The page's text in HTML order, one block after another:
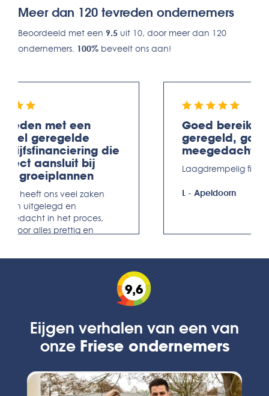
Meer dan 120 tevreden ondernemers
Beoordeeld met een 9.5 uit 10, door meer dan 120
ondernemers. 100% beveelt ons aan!
met een
geregelde
die
aansluit bij
groeiplannen
heeft ons veel zaken
uitgelegd en
in het proces,
alles prettig en
Leeuwarden
Goed
geregeld, goed
meegedacht
Laagdrempelig fijn
L - Apeldoorn
9,6
Eijgen verhalen van een van
onze Friese ondernemers